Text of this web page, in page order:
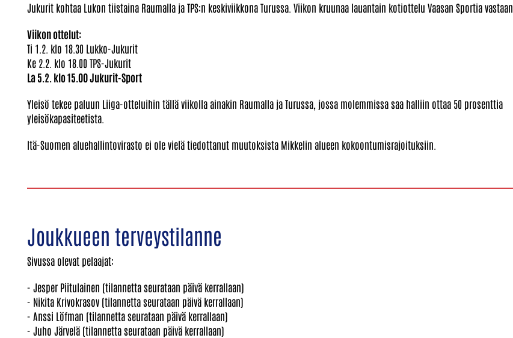
Jukurit kohtaa Lukon tiistaina Raumalla ja TPS:n keskiviikkona Turussa. Viikon kruunaa lauantain kotiottelu Vaasan Sportia vastaan.
Viikon ottelut:
Ti 1.2. klo 18.30 Lukko-Jukurit
Ke 2.2. klo 18.00 TPS-Jukurit
La 5.2. klo 15.00 Jukurit-Sport
Yleisö tekee paluun Liiga-otteluihin tällä viikolla ainakin Raumalla ja Turussa, jossa molemmissa saa halliin ottaa 50 prosenttia
yleisökapasiteetista.
Itä-Suomen aluehallintovirasto ei ole vielä tiedottanut muutoksista Mikkelin alueen kokoontumisrajoituksiin.
Joukkueen terveystilanne
Sivussa olevat pelaajat:
- Jesper Piitulainen (tilannetta seurataan päivä kerrallaan)
- Nikita Krivokrasov (tilannetta seurataan päivä kerrallaan)
- Anssi Löfman (tilannetta seurataan päivä kerrallaan)
- Juho Järvelä (tilannetta seurataan päivä kerrallaan)